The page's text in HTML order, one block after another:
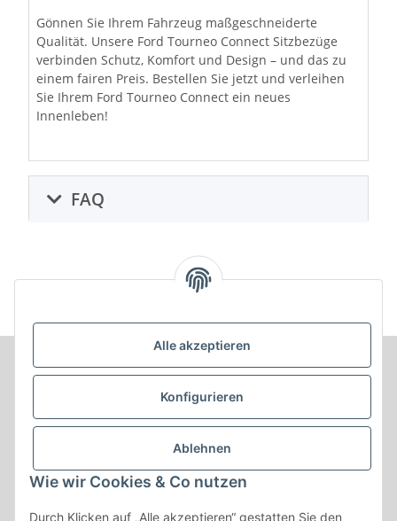
Alle akzeptieren
Konfigurieren
Ablehnen
Wie wir Cookies & Co nutzen
Durch Klicken auf „Alle akzeptieren“ gestatten Sie den
Gönnen Sie Ihrem Fahrzeug maßgeschneiderte
Qualität. Unsere Ford Tourneo Connect Sitzbezüge
verbinden Schutz, Komfort und Design – und das zu
einem fairen Preis. Bestellen Sie jetzt und verleihen
Sie Ihrem Ford Tourneo Connect ein neues
Innenleben!
FAQ
Informationen
Produkt Informationen
Shop Informationen
Gesetzliche Informationen